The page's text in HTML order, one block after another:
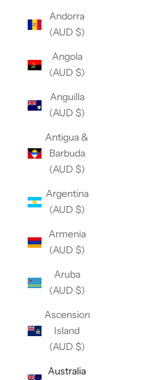
Andorra
(AUD $)
Angola
(AUD $)
Anguilla
(AUD $)
Antigua &
Barbuda
(AUD $)
Argentina
(AUD $)
Armenia
(AUD $)
Aruba
(AUD $)
Ascension
Island
(AUD $)
Australia